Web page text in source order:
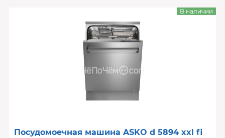
Посудомоечная машина ASKO d 5894 xxl fi
В наличии